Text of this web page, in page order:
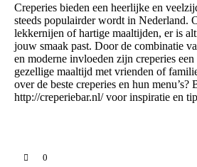
Creperies bieden een heerlijke en
steeds populairder wordt in Nederland.
lekkernijen of hartige maaltijden, er is
jouw smaak past. Door de combinatie
en moderne invloeden zijn creperies
gezellige maaltijd met vrienden of
over de beste creperies en hun menu’s?
http://creperiebar.nl/voor inspiratie en
0